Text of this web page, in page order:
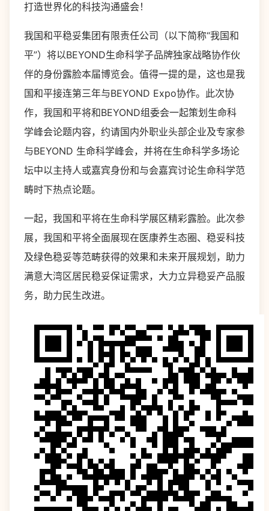
打造世界化的科技沟通盛会！
我国和平稳妥集团有限责任公司（以下简称“我国和
平”）将以BEYOND生命科学子品牌独家战略协作伙
伴的身份露脸本届博览会。值得一提的是，这也是我
国和平接连第三年与BEYOND Expo协作。此次协
作，我国和平将和BEYOND组委会一起策划生命科
学峰会论题内容，约请国内外职业头部企业及专家参
与BEYOND 生命科学峰会，并将在生命科学多场论
坛中以主持人或嘉宾身份和与会嘉宾讨论生命科学范
畴时下热点论题。
一起，我国和平将在生命科学展区精彩露脸。此次参
展，我国和平将全面展现在医康养生态圈、稳妥科技
及绿色稳妥等范畴获得的效果和未来开展规划，助力
满意大湾区居民稳妥保证需求，大力立异稳妥产品服
务，助力民生改进。